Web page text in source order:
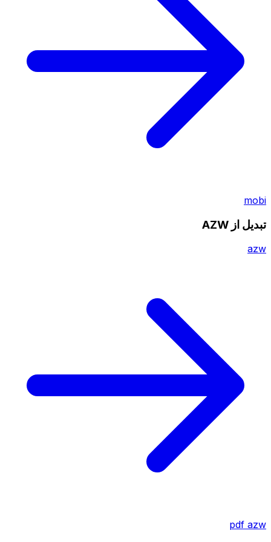
mobi
تبدیل از AZW
azw
pdf azw